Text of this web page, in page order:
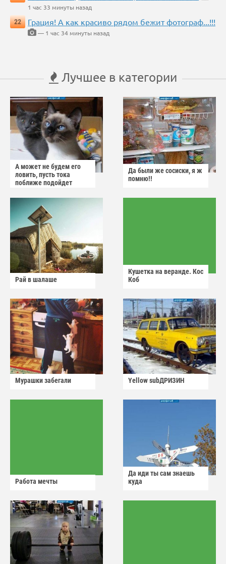
1 час 33 минуты назад
22
Грация! А как красиво рядом бежит фотограф...!!!
— 1 час 34 минуты назад
Лучшее в категории
А может не будем его
ловить, пусть тока
поближе подойдет
Да были же сосиски, я ж
помню!!
Рай в шалаше
Кушетка на веранде. Кос
Коб
Мурашки забегали Yellow subДРИЗИН
Работа мечты
Да иди ты сам знаешь
куда